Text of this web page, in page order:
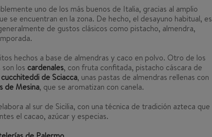
uno de los más buenos de Italia, gracias al amplio
se encuentran en la zona. De hecho, el desayuno habitual, es
de gustos clásicos como pistacho, almendra,
hechos a base de almendras y caco en polvo. Otro de los
los cardenales, con fruta confitada, pistacho cáscara de
cucchiteddi de Sciacca, unas pastas de almendras rellenas con
de Mesina, que se aromatizan con canela.
al sur de Sicilia, con una técnica de tradición azteca que
el cacao, azúcar y especias.